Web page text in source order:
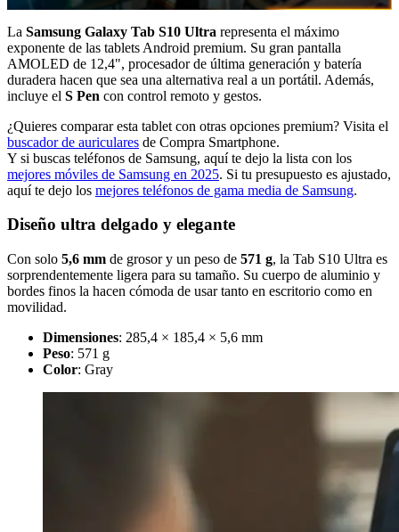
La Samsung Galaxy Tab S10 Ultra representa el máximo
exponente de las tablets Android premium. Su gran pantalla
AMOLED de 12,4", procesador de última generación y batería
duradera hacen que sea una alternativa real a un portátil. Además,
incluye el S Pen con control remoto y gestos.
¿Quieres comparar esta tablet con otras opciones premium? Visita el
buscador de auriculares de Compra Smartphone.
Y si buscas teléfonos de Samsung, aquí te dejo la lista con los
mejores móviles de Samsung en 2025. Si tu presupuesto es ajustado,
aquí te dejo los mejores teléfonos de gama media de Samsung.
Diseño ultra delgado y elegante
Con solo 5,6 mm de grosor y un peso de 571 g, la Tab S10 Ultra es
sorprendentemente ligera para su tamaño. Su cuerpo de aluminio y
bordes finos la hacen cómoda de usar tanto en escritorio como en
movilidad.
Dimensiones: 285,4 × 185,4 × 5,6 mm
Peso: 571 g
Color: Gray